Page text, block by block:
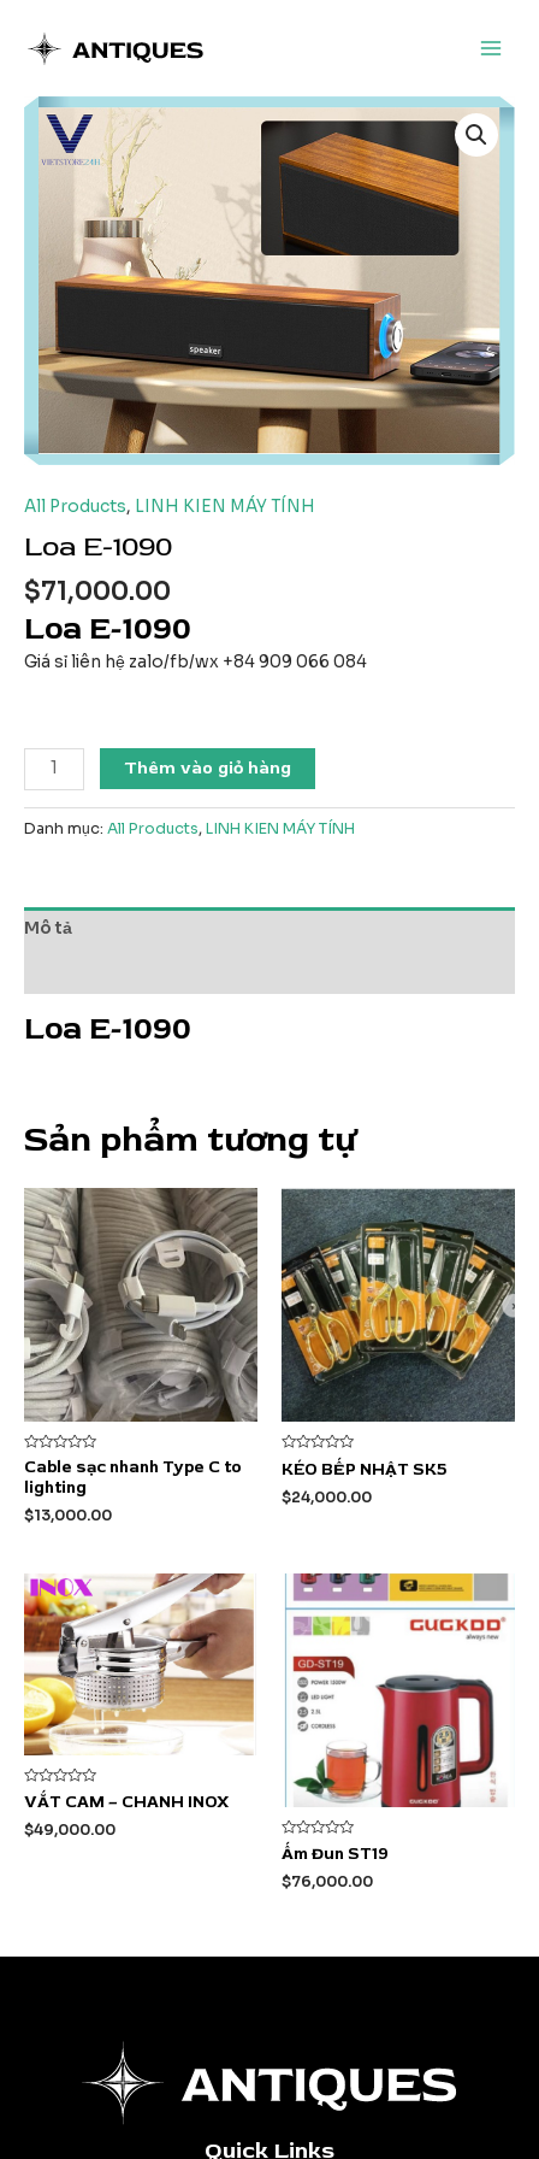
All Products, LINH KIEN MÁY TÍNH
Loa E-1090
$71,000.00
Loa E-1090
Giá sỉ liên hệ zalo/fb/wx +84 909 066 084
Loa
E-
1090
số
Thêm vào giỏ hàng
Danh mục: All Products,LINH KIEN MÁY TÍNH
Mô tả
Loa E-1090
Sản phẩm tương tự
Được
xếp
hạng
5
Cable sạc nhanh Type C to
lighting
$13,000.00
Được
xếp
hạng
0
KÉO BẾP NHẬT SK5
$24,000.00
Được
xếp
hạng
0
VẮT CAM – CHANH INOX
$49,000.00
Được
xếp
hạng
0
Ấm Đun ST19
$76,000.00
Quick Links